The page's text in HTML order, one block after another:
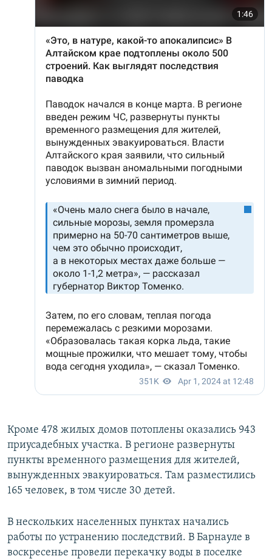
Кроме 478 жилых домов потоплены оказались 943
приусадебных участка. В регионе развернуты
пункты временного размещения для жителей,
вынужденных эвакуироваться. Там разместились
165 человек, в том числе 30 детей.
В нескольких населенных пунктах начались
работы по устранению последствий. В Барнауле в
воскресенье провели перекачку воды в поселке